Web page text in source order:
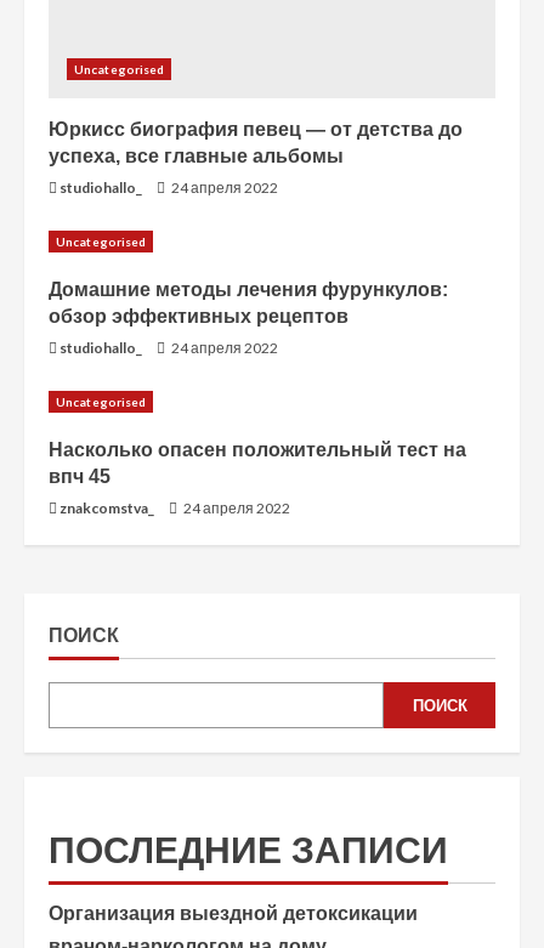
Uncategorised
Юркисс биография певец — от детства до
успеха, все главные альбомы
studiohallo_ 24 апреля 2022
Uncategorised
Домашние методы лечения фурункулов:
обзор эффективных рецептов
studiohallo_ 24 апреля 2022
Uncategorised
Насколько опасен положительный тест на
впч 45
znakcomstva_ 24 апреля 2022
ПОИСК
ПОИСК
ПОСЛЕДНИЕ ЗАПИСИ
Организация выездной детоксикации